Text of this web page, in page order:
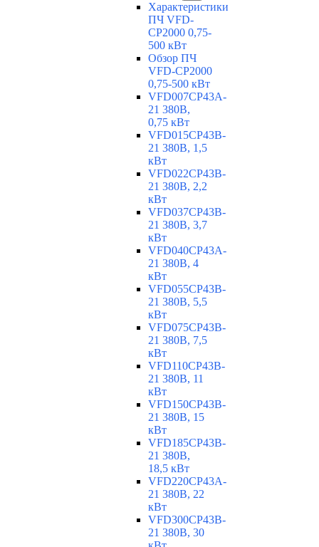
Характеристики
ПЧ VFD-
CP2000 0,75-
500 кВт
Обзор ПЧ
VFD-CP2000
0,75-500 кВт
VFD007CP43A-
21 380В,
0,75 кВт
VFD015CP43B-
21 380В, 1,5
кВт
VFD022CP43B-
21 380В, 2,2
кВт
VFD037CP43B-
21 380В, 3,7
кВт
VFD040CP43A-
21 380В, 4
кВт
VFD055CP43B-
21 380В, 5,5
кВт
VFD075CP43B-
21 380В, 7,5
кВт
VFD110CP43B-
21 380В, 11
кВт
VFD150CP43B-
21 380В, 15
кВт
VFD185CP43B-
21 380В,
18,5 кВт
VFD220CP43A-
21 380В, 22
кВт
VFD300CP43B-
21 380В, 30